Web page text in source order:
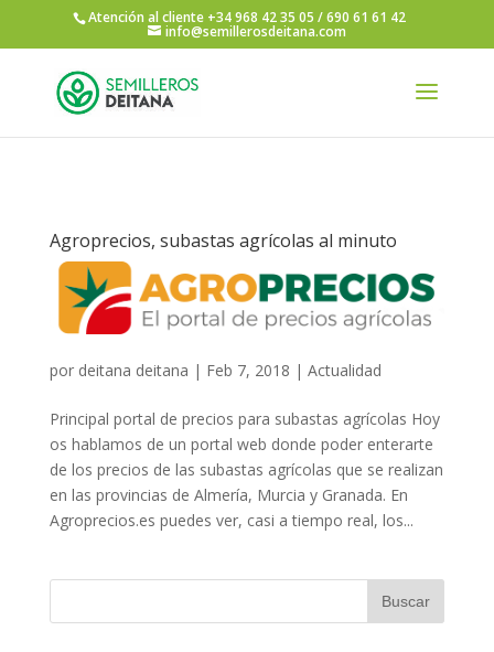
Atención al cliente +34 968 42 35 05 / 690 61 61 42
info@semillerosdeitana.com
Agroprecios, subastas agrícolas al minuto
por deitana deitana | Feb 7, 2018 | Actualidad
Principal portal de precios para subastas agrícolas Hoy
os hablamos de un portal web donde poder enterarte
de los precios de las subastas agrícolas que se realizan
en las provincias de Almería, Murcia y Granada. En
Agroprecios.es puedes ver, casi a tiempo real, los...